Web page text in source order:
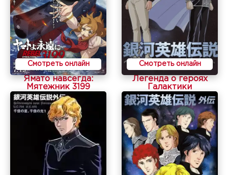
Смотреть онлайн
Ямато навсегда:
Мятежник 3199
Смотреть онлайн
Легенда о героях
Галактики